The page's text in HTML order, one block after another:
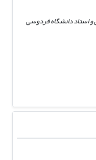
و استاد دانشگاه فردوسی